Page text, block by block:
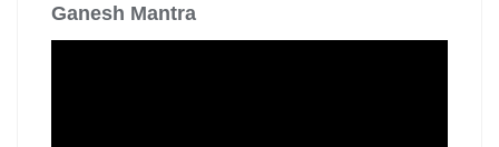
Ganesh Mantra